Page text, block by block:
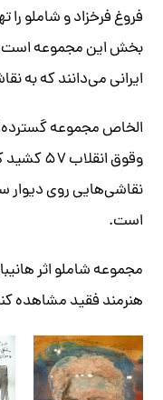
فروغ فرخزاد و شاملو
بخش این مجموعه است.
ایرانی می‌دانند که به
الخاص مجموعه‌
وقوق
نقاشی‌هایی روی دیوار
است.
مجموعه شاملو اثر
هنرمند فقید مشاهده